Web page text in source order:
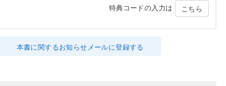
特典コードの入力は こちら
本書に関するお知らせメールに登録する